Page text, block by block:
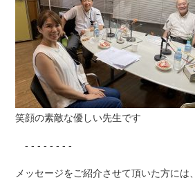
笑顔の素敵な優しい先生です
- - - - - - - -
メッセージをご紹介させて頂いた方には、